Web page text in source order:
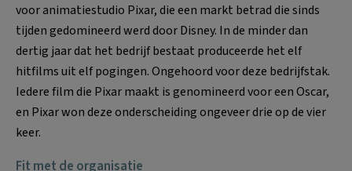
voor animatiestudio Pixar, die een markt betrad die sinds
tijden gedomineerd werd door Disney. In de minder dan
dertig jaar dat het bedrijf bestaat produceerde het elf
hitfilms uit elf pogingen. Ongehoord voor deze bedrijfstak.
Iedere film die Pixar maakt is genomineerd voor een Oscar,
en Pixar won deze onderscheiding ongeveer drie op de vier
keer.
Fit met de organisatie